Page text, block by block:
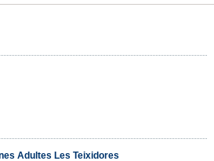
Adultes Les Teixidores